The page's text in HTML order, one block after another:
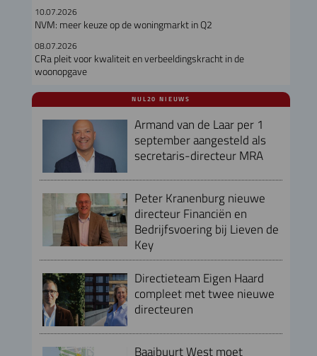
10.07.2026
NVM: meer keuze op de woningmarkt in Q2
08.07.2026
CRa pleit voor kwaliteit en verbeeldingskracht in de
woonopgave
NUL20 NIEUWS
Armand van de Laar per 1
september aangesteld als
secretaris-directeur MRA
Peter Kranenburg nieuwe
directeur Financiën en
Bedrijfsvoering bij Lieven de
Key
Directieteam Eigen Haard
compleet met twee nieuwe
directeuren
Baaibuurt West moet